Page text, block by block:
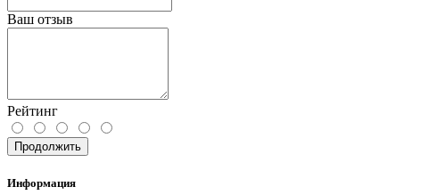
Ваш отзыв
Рейтинг
Продолжить
Информация